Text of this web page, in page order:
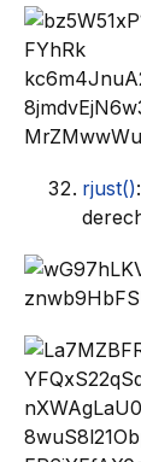
rjust()